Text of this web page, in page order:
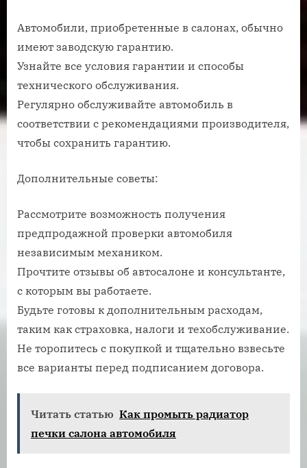
Автомобили, приобретенные в салонах, обычно
имеют заводскую гарантию.
Узнайте все условия гарантии и способы
технического обслуживания.
Регулярно обслуживайте автомобиль в
соответствии с рекомендациями производителя,
чтобы сохранить гарантию.
Дополнительные советы:
Рассмотрите возможность получения
предпродажной проверки автомобиля
независимым механиком.
Прочтите отзывы об автосалоне и консультанте,
с которым вы работаете.
Будьте готовы к дополнительным расходам,
таким как страховка, налоги и техобслуживание.
Не торопитесь с покупкой и тщательно взвесьте
все варианты перед подписанием договора.
Читать статью Как промыть радиатор
печки салона автомобиля